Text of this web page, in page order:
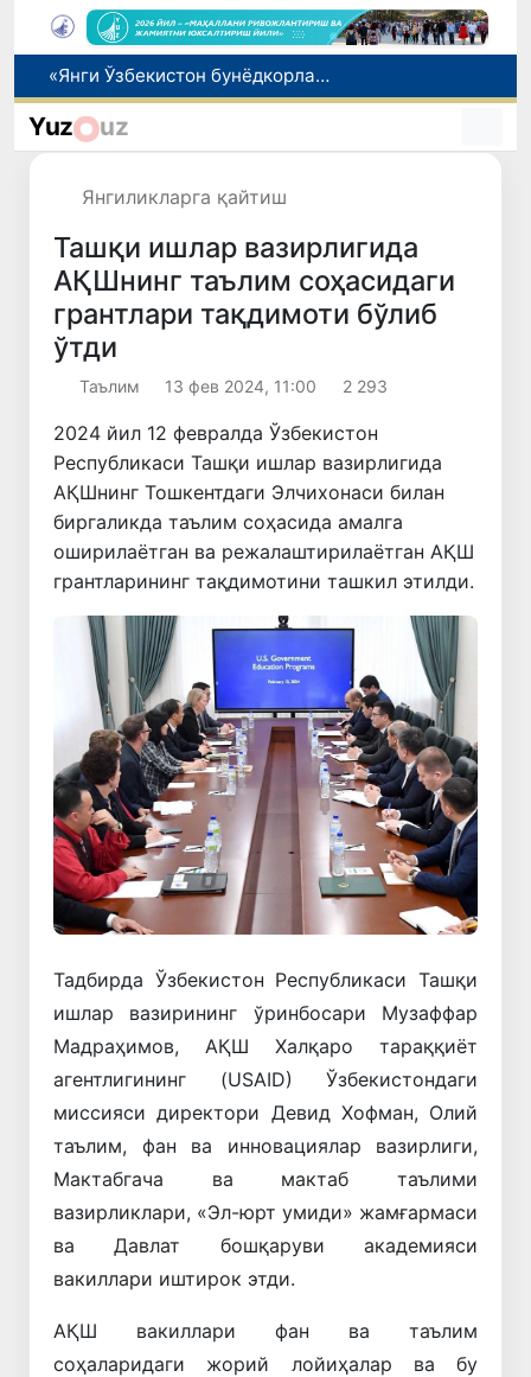
Олтой компанияси Ўзбекистонда фитотерапевтик маҳсулотлар ишлаб чиқаришни режалаштирмоқда
Вакант ўринларга ўқишга кириш имконияти яратилади
Yuz uz
Янгиликларга қайтиш
Ташқи ишлар вазирлигида
АҚШнинг таълим соҳасидаги
грантлари тақдимоти бўлиб
ўтди
Таълим 13 фев 2024, 11:00 2 293
2024 йил 12 февралда Ўзбекистон
Республикаси Ташқи ишлар вазирлигида
АҚШнинг Тошкентдаги Элчихонаси билан
биргаликда таълим соҳасида амалга
оширилаётган ва режалаштирилаётган АҚШ
грантларининг тақдимотини ташкил этилди.
Тадбирда Ўзбекистон Республикаси Ташқи
ишлар вазирининг ўринбосари Музаффар
Мадраҳимов, АҚШ Халқаро тараққиёт
агентлигининг (USAID) Ўзбекистондаги
миссияси директори Девид Хофман, Олий
таълим, фан ва инновациялар вазирлиги,
Мактабгача ва мактаб таълими
вазирликлари, «Эл-юрт умиди» жамғармаси
ва Давлат бошқаруви академияси
вакиллари иштирок этди.
АҚШ вакиллари фан ва таълим
соҳаларидаги жорий лойиҳалар ва бу